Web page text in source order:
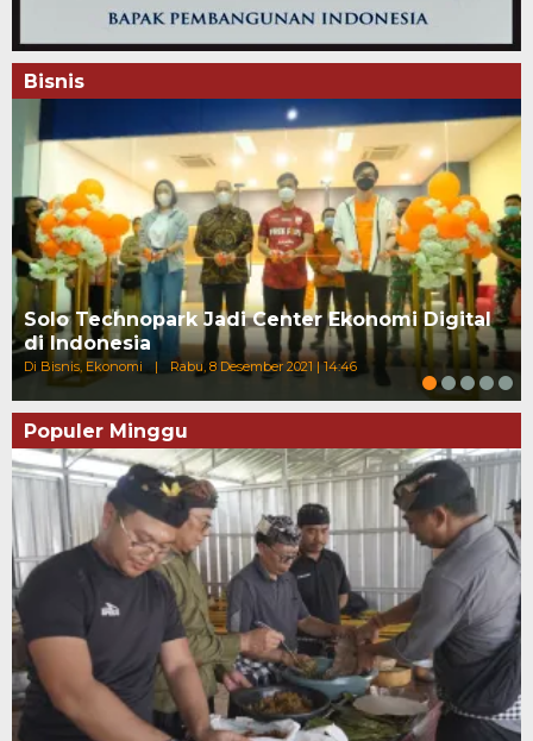
Bisnis
Solo Technopark Jadi Center Ekonomi Digital
di Indonesia
Di Bisnis, Ekonomi | Rabu, 8 Desember 2021 | 14:46
Populer Minggu